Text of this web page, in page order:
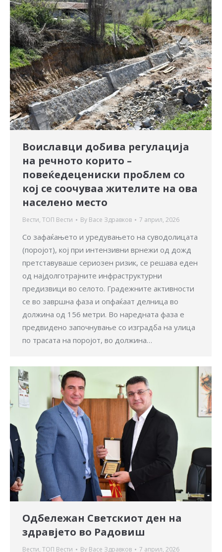
Воиславци добива регулација
на речното корито –
повеќедецениски проблем со
кој се соочуваа жителите на ова
населено место
Вести, ТОП Вести By Васе Здравков 7 април, 2026
Со зафаќањето и уредувањето на суводолицата
(поројот), кој при интензивни врнежи од дожд
претставуваше сериозен ризик, се решава еден
од најдолготрајните инфраструктурни
предизвици во селото. Градежните активности
се во завршна фаза и опфаќаат делница во
должина од 156 метри. Во наредната фаза е
предвидено започнување со изградба на улица
по трасата на поројот, во должина…
Одбележан Светскиот ден на
здравјето во Радовиш
Вести, ТОП Вести By Васе Здравков 7 април, 2026